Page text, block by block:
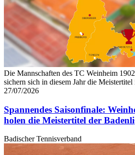
Die Mannschaften des TC Weinheim
sichern sich in diesem Jahr die
27/07/2026
Spannendes Saisonfinale:
holen die Meistertitel der
Badischer Tennisverband